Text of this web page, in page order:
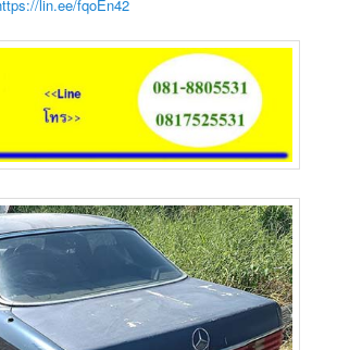
lin.ee/fqoEn42